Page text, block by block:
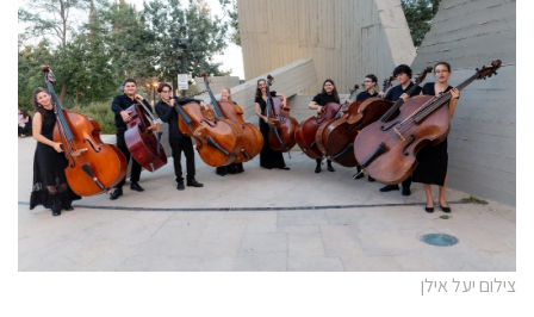
צילום יעל אילן